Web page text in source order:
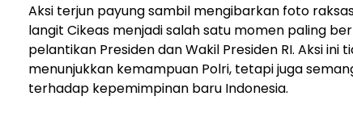
Aksi terjun payung sambil mengibarkan foto
langit Cikeas menjadi salah satu momen paling
pelantikan Presiden dan Wakil Presiden RI. Aksi ini
menunjukkan kemampuan Polri, tetapi juga
terhadap kepemimpinan baru Indonesia.